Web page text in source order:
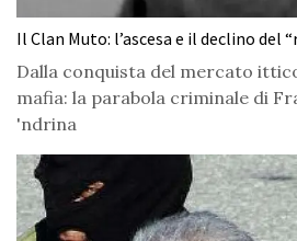
Il Clan Muto: l’ascesa e il declino del
Dalla conquista del mercato
mafia: la parabola criminale di
'ndrina